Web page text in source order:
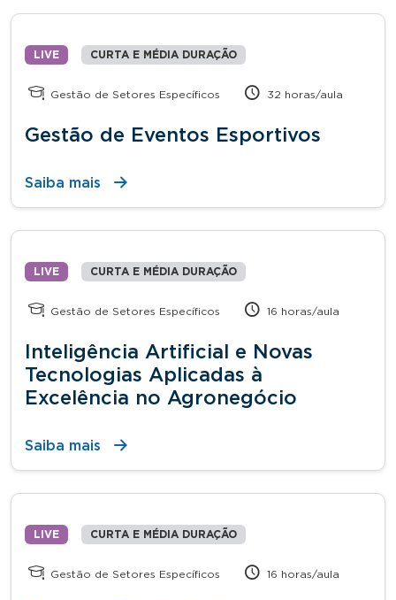
LIVE CURTA E MÉDIA DURAÇÃO
Gestão de Setores Específicos 32 horas/aula
Gestão de Eventos Esportivos
Saiba mais
LIVE CURTA E MÉDIA DURAÇÃO
Gestão de Setores Específicos 16 horas/aula
Inteligência Artificial e Novas
Tecnologias Aplicadas à
Excelência no Agronegócio
Saiba mais
LIVE CURTA E MÉDIA DURAÇÃO
Gestão de Setores Específicos 16 horas/aula